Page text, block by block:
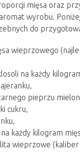
mięsa oraz
wyrobu.
do
wieprzowego
na każdy
pieprzu
cukru,
każdy kilogram
wieprzowe (kaliber